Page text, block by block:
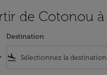
de Cotonou à
Destination
flight_land